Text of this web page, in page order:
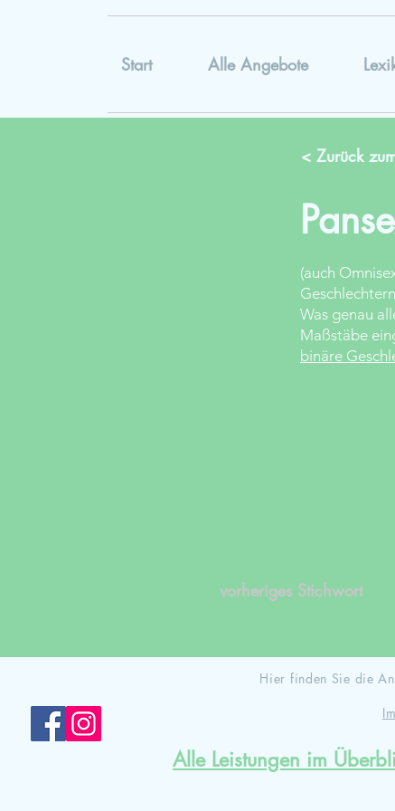
Start Alle Angebote
< Zurück
(auch
Was genau
Maßstäbe
binäre
vorheriges Stichwort
Hier finden Sie die
Alle Leistungen im